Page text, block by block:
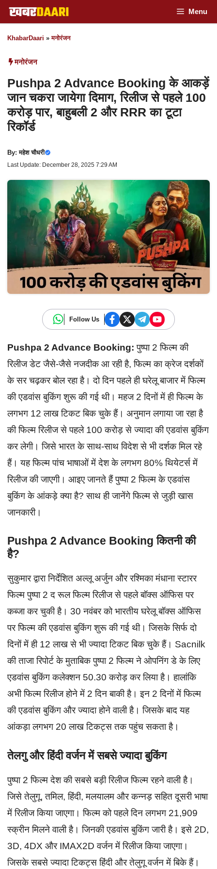
Skip
to
content
Menu
KhabarDaari »मनोरंजन
मनोरंजन
Pushpa 2 Advance Booking के आकड़ें
जान चकरा जायेगा दिमाग, रिलीज से पहले 100
करोड़ पार, बाहुबली 2 और RRR का टूटा
रिकॉर्ड
By:महेश चौधरी
Last Update: December 28, 2025 7:29 AM
Follow Us
Pushpa 2 Advance Booking:पुष्पा 2 फिल्म की
रिलीज डेट जैसे-जैसे नजदीक आ रही है, फिल्म का क्रेज दर्शकों
के सर चढ़कर बोल रहा है। दो दिन पहले ही घरेलू बाजार में फिल्म
की एडवांस बुकिंग शुरू की गई थी। महज 2 दिनों में ही फिल्म के
लगभग 12 लाख टिकट बिक चुके हैं। अनुमान लगाया जा रहा है
की फिल्म रिलीज से पहले 100 करोड़ से ज्यादा की एडवांस बुकिंग
कर लेगी। जिसे भारत के साथ-साथ विदेश से भी दर्शक मिल रहे
हैं। यह फिल्म पांच भाषाओं में देश के लगभग 80% थियेटर्स में
रिलीज की जाएगी। आइए जानते हैं पुष्पा 2 फिल्म के एडवांस
बुकिंग के आंकड़े क्या है? साथ ही जानेंगे फिल्म से जुड़ी खास
जानकारी।
Pushpa 2 Advance Booking कितनी की
है?
सुकुमार द्वारा निर्देशित अल्लू अर्जुन और रश्मिका मंधाना स्टारर
फिल्म पुष्पा 2 द रूल फिल्म रिलीज से पहले बॉक्स ऑफिस पर
कब्जा कर चुकी है। 30 नवंबर को भारतीय घरेलू बॉक्स ऑफिस
पर फिल्म की एडवांस बुकिंग शुरू की गई थी। जिसके सिर्फ दो
दिनों में ही 12 लाख से भी ज्यादा टिकट बिक चुके हैं। Sacnilk
की ताजा रिपोर्ट के मुताबिक पुष्पा 2 फिल्म ने ओपनिंग डे के लिए
एडवांस बुकिंग कलेक्शन 50.30 करोड़ कर लिया है। हालांकि
अभी फिल्म रिलीज होने में 2 दिन बाकी है। इन 2 दिनों में फिल्म
की एडवांस बुकिंग और ज्यादा होने वाली है। जिसके बाद यह
आंकड़ा लगभग 20 लाख टिकट्स तक पहुंच सकता है।
तेलगु और हिंदी वर्जन में सबसे ज्यादा बुकिंग
पुष्पा 2 फिल्म देश की सबसे बड़ी रिलीज फिल्म रहने वाली है।
जिसे तेलुगू, तमिल, हिंदी, मलयालम और कन्नड़ सहित दूसरी भाषा
में रिलीज किया जाएगा। फिल्म को पहले दिन लगभग 21,909
स्क्रीन मिलने वाली है। जिनकी एडवांस बुकिंग जारी है। इसे 2D,
3D, 4DX और IMAX2D वर्जन में रिलीज किया जाएगा।
जिसके सबसे ज्यादा टिकट्स हिंदी और तेलुगू वर्जन में बिके हैं।